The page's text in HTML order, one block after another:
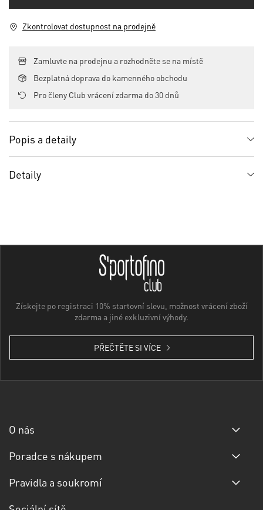
Zkontrolovat dostupnost na prodejně
Zamluvte na prodejnu a rozhodněte se na místě
Bezplatná doprava do kamenného obchodu
Pro členy Club vrácení zdarma do 30 dnů
Popis a detaily
Detaily
Získejte po registraci 10% startovní slevu, možnost vrácení zboží
zdarma a jiné exkluzivní výhody.
PŘEČTĚTE SI VÍCE
O nás
Poradce s nákupem
Pravidla a soukromí